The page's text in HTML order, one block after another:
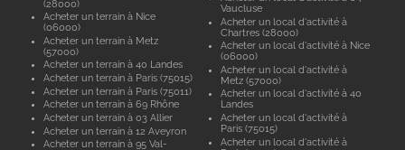
(28000)
Acheter un terrain à Nice
(06000)
Acheter un terrain à Metz
(57000)
Acheter un terrain à 40 Landes
Acheter un terrain à Paris (75015)
Acheter un terrain à Paris (75011)
Acheter un terrain à 69 Rhône
Acheter un terrain à 03 Allier
Acheter un terrain à 12 Aveyron
Acheter un terrain à 95 Val-
Vaucluse
Acheter un local d'activité à
Chartres (28000)
Acheter un local d'activité à Nice
(06000)
Acheter un local d'activité à
Metz (57000)
Acheter un local d'activité à 40
Landes
Acheter un local d'activité à
Paris (75015)
Acheter un local d'activité à